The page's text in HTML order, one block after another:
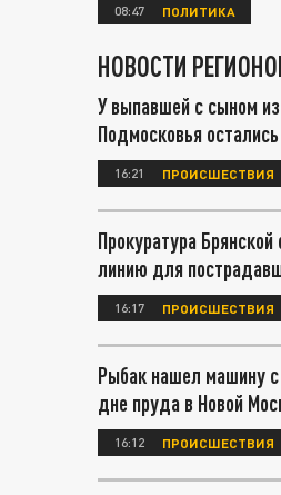
08:47 ПОЛИТИКА
НОВОСТИ
У выпавшей с сыном
Подмосковья
16:21 ПРОИСШЕСТВИЯ
Прокуратура
линию для
16:17 ПРОИСШЕСТВИЯ
Рыбак нашел машину
дне пруда в Новой
16:12 ПРОИСШЕСТВИЯ